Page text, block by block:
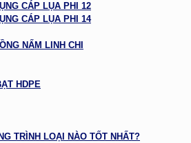
CÁP LỤA PHI 12
CÁP LỤA PHI 14
NẤM LINH CHI
HDPE
TRÌNH LOẠI NÀO TỐT NHẤT?